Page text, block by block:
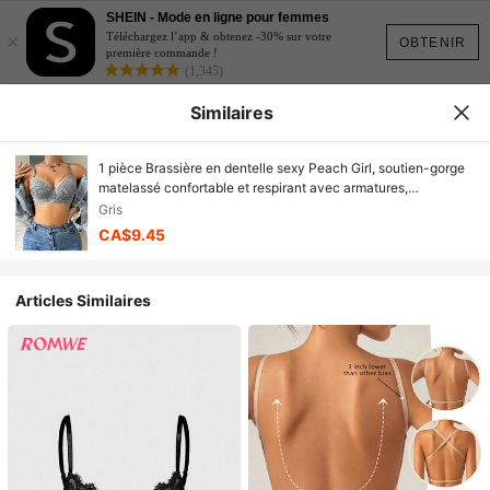
OBTENIR
×
SHEIN - Mode en ligne pour femmes
Téléchargez l’app & obtenez -30% sur votre
première commande !
(1,345)
Similaires
1 pièce Brassière en dentelle sexy Peach Girl, soutien-gorge
matelassé confortable et respirant avec armatures,
polyvalent pour un port quotidien
Gris
CA$9.45
Articles Similaires